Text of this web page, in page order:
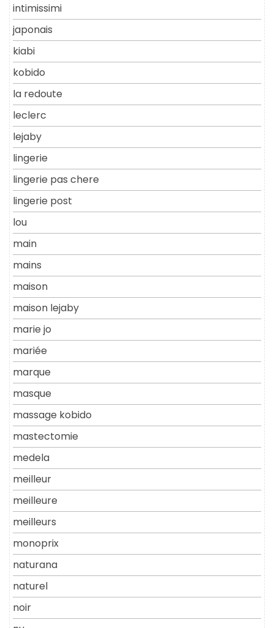
intimissimi
japonais
kiabi
kobido
la redoute
leclerc
lejaby
lingerie
lingerie pas chere
lingerie post
lou
main
mains
maison
maison lejaby
marie jo
mariée
marque
masque
massage kobido
mastectomie
medela
meilleur
meilleure
meilleurs
monoprix
naturana
naturel
noir